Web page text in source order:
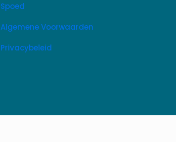
Spoed
Algemene Voorwaarden
Privacybeleid